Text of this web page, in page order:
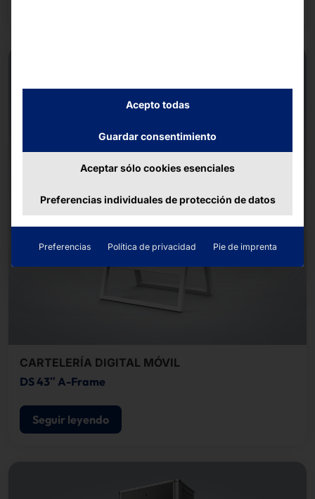
CARTELERÍA DIGITAL MÓVIL
DS 43″ A-Frame
Seguir leyendo
Acepto todas
Guardar consentimiento
Aceptar sólo cookies esenciales
Preferencias individuales de protección de datos
Preferencias Política de privacidad Pie de imprenta